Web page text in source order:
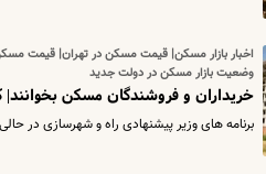
اخبار بازار مسکن| قیمت مسکن در تهران| قیمت
وضعیت بازار مسکن در دولت جدید
خریداران و فروشندگان مسکن
برنامه های وزیر پیشنهادی راه و شهرسازی در